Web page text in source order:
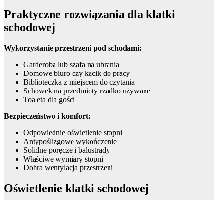
Praktyczne rozwiązania dla klatki
schodowej
Wykorzystanie przestrzeni pod schodami:
Garderoba lub szafa na ubrania
Domowe biuro czy kącik do pracy
Biblioteczka z miejscem do czytania
Schowek na przedmioty rzadko używane
Toaleta dla gości
Bezpieczeństwo i komfort:
Odpowiednie oświetlenie stopni
Antypoślizgowe wykończenie
Solidne poręcze i balustrady
Właściwe wymiary stopni
Dobra wentylacja przestrzeni
Oświetlenie klatki schodowej